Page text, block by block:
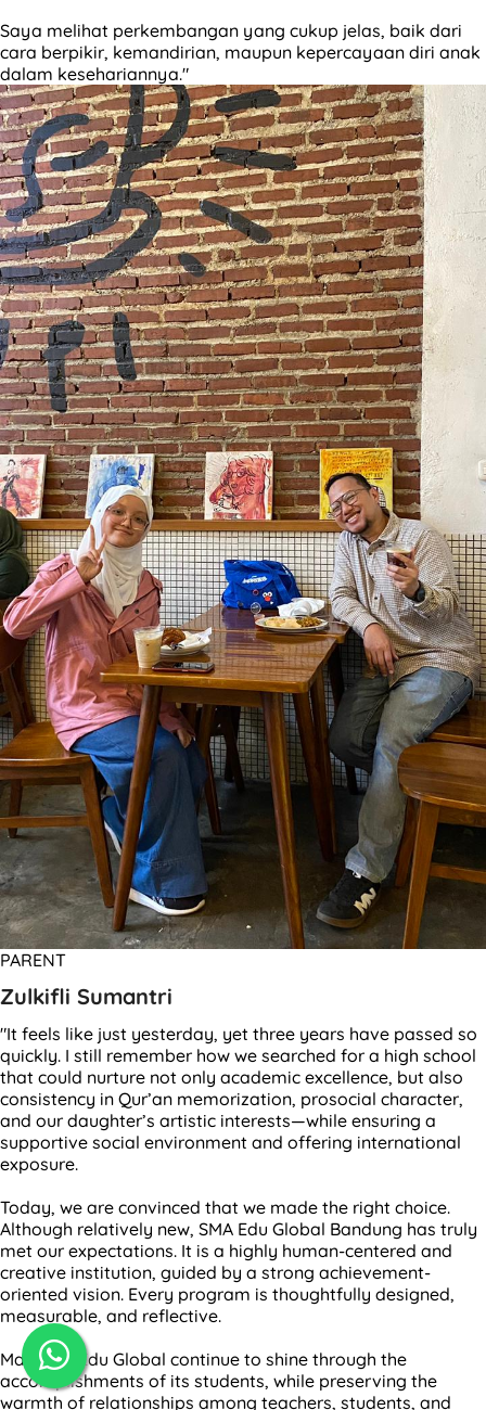
Saya melihat perkembangan yang cukup jelas, baik dari
cara berpikir, kemandirian, maupun kepercayaan diri anak
dalam kesehariannya."
PARENT
Zulkifli Sumantri
"It feels like just yesterday, yet three years have passed so
quickly. I still remember how we searched for a high school
that could nurture not only academic excellence, but also
consistency in Qur’an memorization, prosocial character,
and our daughter’s artistic interests—while ensuring a
supportive social environment and offering international
exposure.
Today, we are convinced that we made the right choice.
Although relatively new, SMA Edu Global Bandung has truly
met our expectations. It is a highly human-centered and
creative institution, guided by a strong achievement-
oriented vision. Every program is thoughtfully designed,
measurable, and reflective.
May SMA Edu Global continue to shine through the
accomplishments of its students, while preserving the
warmth of relationships among teachers, students, and